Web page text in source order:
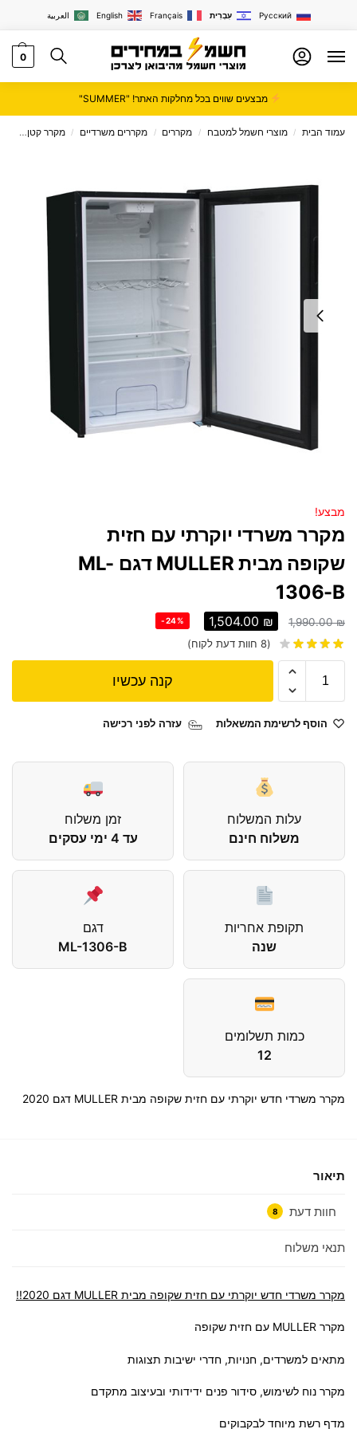
العربية English Français עִבְרִית Русский
0
מבצעים שווים בכל מחלקות האתר! "SUMMER"
עמוד הבית / מוצרי חשמל למטבח / מקררים / מקררים משרדיים / מקרר קטן
מבצע!
מקרר משרדי יוקרתי עם חזית
שקופה מבית MULLER דגם ML-
1306-B
1,990.00₪
1,504.00 ₪
-24%
(
8 חוות דעת לקוח)
קנה עכשיו
הוסף לרשימת המשאלות עזרה לפני רכישה
עלות המשלוח
משלוח חינם
זמן משלוח
עד 4 ימי עסקים
תקופת אחריות
שנה
דגם
ML-1306-B
כמות תשלומים
12
מקרר משרדי חדש יוקרתי עם חזית שקופה מבית MULLER דגם 2020
תיאור
חוות דעת 8
תנאי משלוח
מקרר משרדי חדש יוקרתי עם חזית שקופה מבית MULLER דגם 2020!!
מקרר MULLER עם חזית שקופה
מתאים למשרדים, חנויות, חדרי ישיבות תצוגות
מקרר נוח לשימוש, סידור פנים ידידותי ובעיצוב מתקדם
מדף רשת מיוחד לבקבוקים